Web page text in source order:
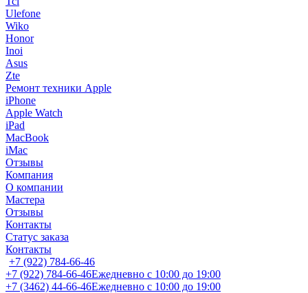
Ulefone
Wiko
Honor
Inoi
Asus
Zte
Ремонт техники Apple
iPhone
Apple Watch
iPad
MacBook
iMac
Отзывы
Компания
О компании
Мастера
Отзывы
Контакты
Статус заказа
Контакты
+7 (922) 784-66-46
+7 (922) 784-66-46Ежедневно с 10:00 до 19:00
+7 (3462) 44-66-46Ежедневно с 10:00 до 19:00